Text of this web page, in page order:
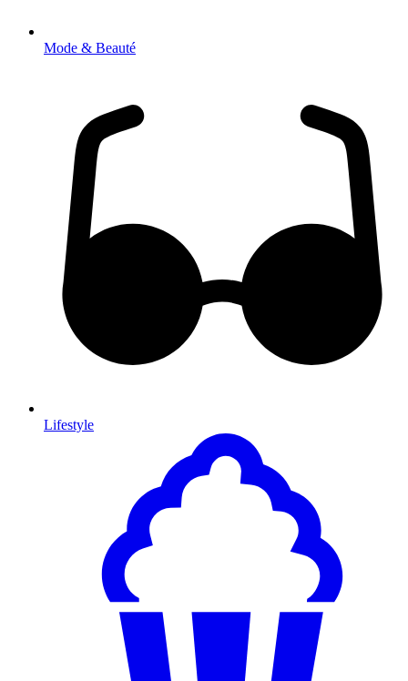
Mode & Beauté
Lifestyle